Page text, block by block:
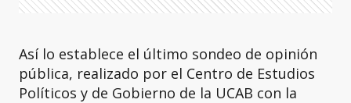
Así lo establece el último sondeo de opinión
pública, realizado por el Centro de Estudios
Políticos y de Gobierno de la UCAB con la